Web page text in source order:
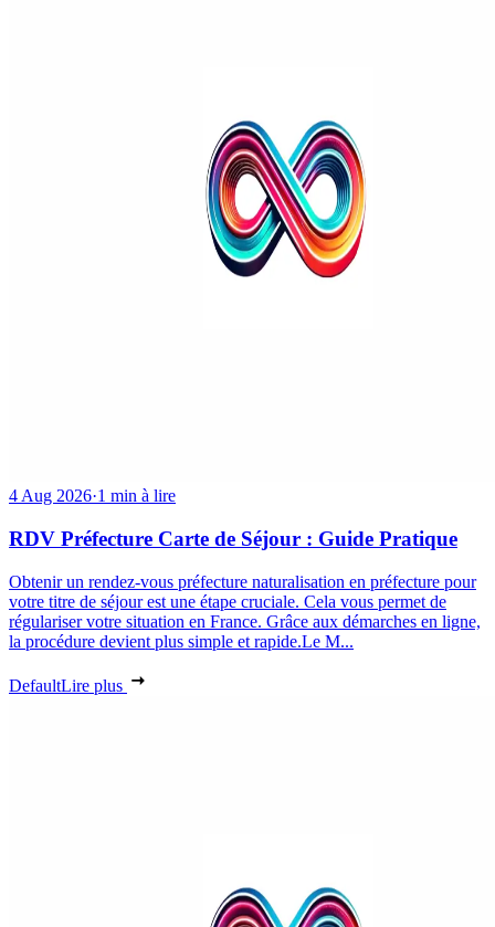
4 Aug 2026·1 min à lire
RDV Préfecture Carte de Séjour : Guide Pratique
Obtenir un rendez-vous préfecture naturalisation en préfecture pour
votre titre de séjour est une étape cruciale. Cela vous permet de
régulariser votre situation en France. Grâce aux démarches en ligne,
la procédure devient plus simple et rapide.Le M...
DefaultLire plus